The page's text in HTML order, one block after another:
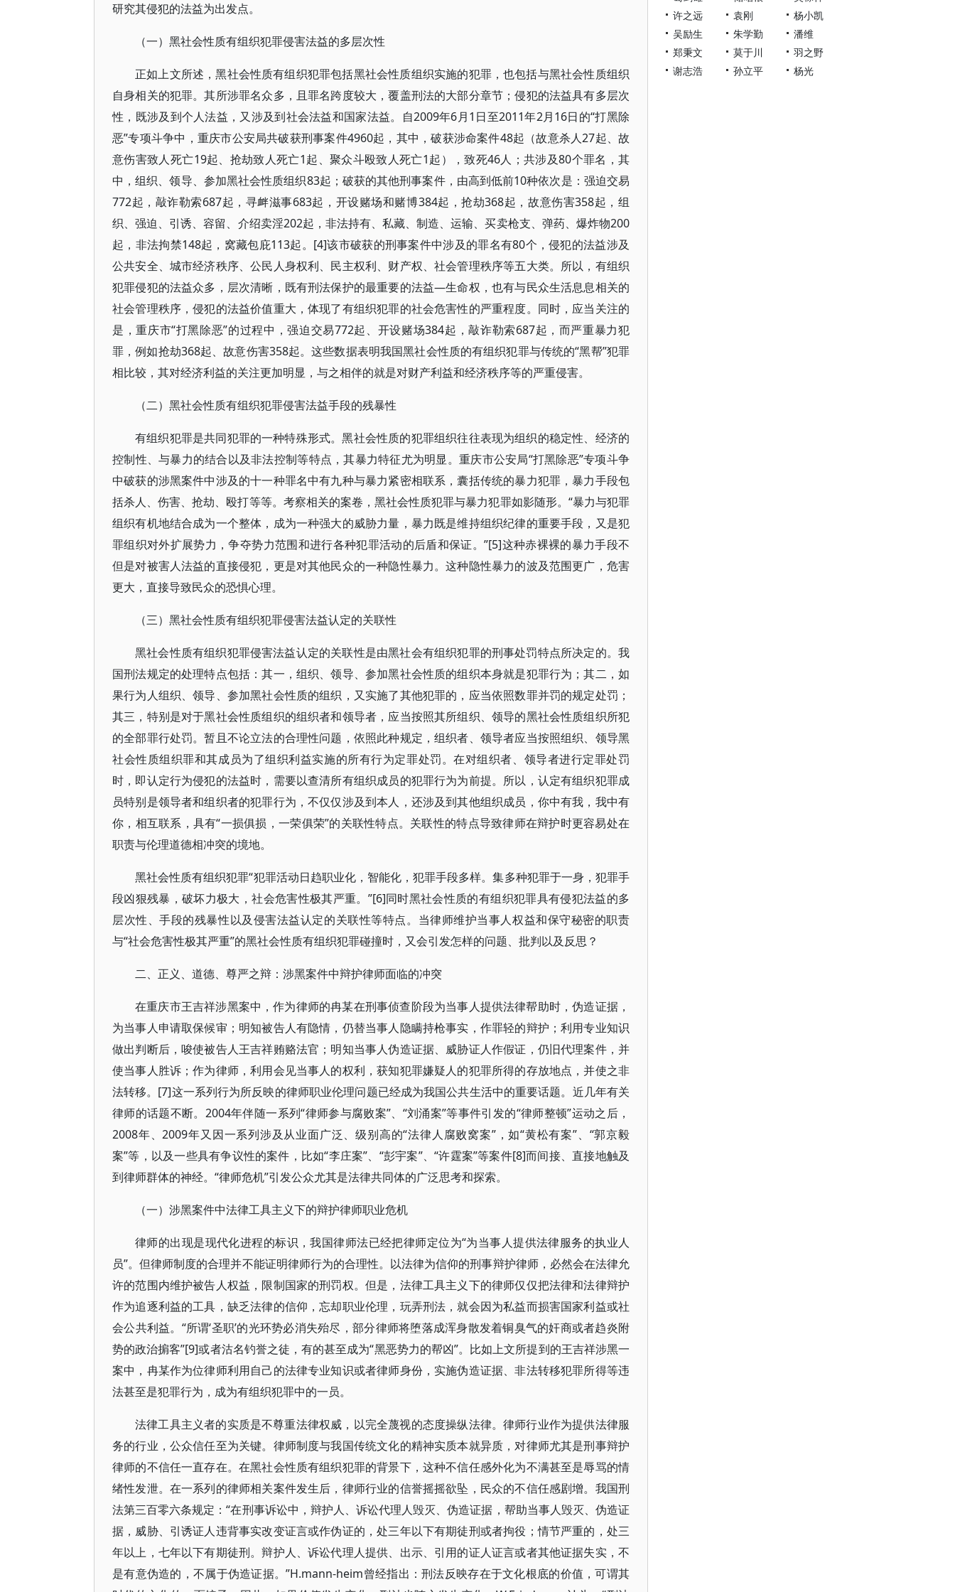
研究其侵犯的法益为出发点。
（一）黑社会性质有组织犯罪侵害法益的多层次性
正如上文所述，黑社会性质有组织犯罪包括黑社会性质组织实施的犯罪，也包括与黑社会性质组织
自身相关的犯罪。其所涉罪名众多，且罪名跨度较大，覆盖刑法的大部分章节；侵犯的法益具有多层次
性，既涉及到个人法益，又涉及到社会法益和国家法益。自2009年6月1日至2011年2月16日的“打黑除
恶”专项斗争中，重庆市公安局共破获刑事案件4960起，其中，破获涉命案件48起（故意杀人27起、故
意伤害致人死亡19起、抢劫致人死亡1起、聚众斗殴致人死亡1起），致死46人；共涉及80个罪名，其
中，组织、领导、参加黑社会性质组织83起；破获的其他刑事案件，由高到低前10种依次是：强迫交易
772起，敲诈勒索687起，寻衅滋事683起，开设赌场和赌博384起，抢劫368起，故意伤害358起，组
织、强迫、引诱、容留、介绍卖淫202起，非法持有、私藏、制造、运输、买卖枪支、弹药、爆炸物200
起，非法拘禁148起，窝藏包庇113起。[4]该市破获的刑事案件中涉及的罪名有80个，侵犯的法益涉及
公共安全、城市经济秩序、公民人身权利、民主权利、财产权、社会管理秩序等五大类。所以，有组织
犯罪侵犯的法益众多，层次清晰，既有刑法保护的最重要的法益—生命权，也有与民众生活息息相关的
社会管理秩序，侵犯的法益价值重大，体现了有组织犯罪的社会危害性的严重程度。同时，应当关注的
是，重庆市“打黑除恶”的过程中，强迫交易772起、开设赌场384起，敲诈勒索687起，而严重暴力犯
罪，例如抢劫368起、故意伤害358起。这些数据表明我国黑社会性质的有组织犯罪与传统的“黑帮”犯罪
相比较，其对经济利益的关注更加明显，与之相伴的就是对财产利益和经济秩序等的严重侵害。
（二）黑社会性质有组织犯罪侵害法益手段的残暴性
有组织犯罪是共同犯罪的一种特殊形式。黑社会性质的犯罪组织往往表现为组织的稳定性、经济的
控制性、与暴力的结合以及非法控制等特点，其暴力特征尤为明显。重庆市公安局“打黑除恶”专项斗争
中破获的涉黑案件中涉及的十一种罪名中有九种与暴力紧密相联系，囊括传统的暴力犯罪，暴力手段包
括杀人、伤害、抢劫、殴打等等。考察相关的案卷，黑社会性质犯罪与暴力犯罪如影随形。“暴力与犯罪
组织有机地结合成为一个整体，成为一种强大的威胁力量，暴力既是维持组织纪律的重要手段，又是犯
罪组织对外扩展势力，争夺势力范围和进行各种犯罪活动的后盾和保证。”[5]这种赤裸裸的暴力手段不
但是对被害人法益的直接侵犯，更是对其他民众的一种隐性暴力。这种隐性暴力的波及范围更广，危害
更大，直接导致民众的恐惧心理。
（三）黑社会性质有组织犯罪侵害法益认定的关联性
黑社会性质有组织犯罪侵害法益认定的关联性是由黑社会有组织犯罪的刑事处罚特点所决定的。我
国刑法规定的处理特点包括：其一，组织、领导、参加黑社会性质的组织本身就是犯罪行为；其二，如
果行为人组织、领导、参加黑社会性质的组织，又实施了其他犯罪的，应当依照数罪并罚的规定处罚；
其三，特别是对于黑社会性质组织的组织者和领导者，应当按照其所组织、领导的黑社会性质组织所犯
的全部罪行处罚。暂且不论立法的合理性问题，依照此种规定，组织者、领导者应当按照组织、领导黑
社会性质组织罪和其成员为了组织利益实施的所有行为定罪处罚。在对组织者、领导者进行定罪处罚
时，即认定行为侵犯的法益时，需要以查清所有组织成员的犯罪行为为前提。所以，认定有组织犯罪成
员特别是领导者和组织者的犯罪行为，不仅仅涉及到本人，还涉及到其他组织成员，你中有我，我中有
你，相互联系，具有“一损俱损，一荣俱荣”的关联性特点。关联性的特点导致律师在辩护时更容易处在
职责与伦理道德相冲突的境地。
黑社会性质有组织犯罪“犯罪活动日趋职业化，智能化，犯罪手段多样。集多种犯罪于一身，犯罪手
段凶狠残暴，破坏力极大，社会危害性极其严重。”[6]同时黑社会性质的有组织犯罪具有侵犯法益的多
层次性、手段的残暴性以及侵害法益认定的关联性等特点。当律师维护当事人权益和保守秘密的职责
与“社会危害性极其严重”的黑社会性质有组织犯罪碰撞时，又会引发怎样的问题、批判以及反思？
二、正义、道德、尊严之辩：涉黑案件中辩护律师面临的冲突
在重庆市王吉祥涉黑案中，作为律师的冉某在刑事侦查阶段为当事人提供法律帮助时，伪造证据，
为当事人申请取保候审；明知被告人有隐情，仍替当事人隐瞒持枪事实，作罪轻的辩护；利用专业知识
做出判断后，唆使被告人王吉祥贿赂法官；明知当事人伪造证据、威胁证人作假证，仍旧代理案件，并
使当事人胜诉；作为律师，利用会见当事人的权利，获知犯罪嫌疑人的犯罪所得的存放地点，并使之非
法转移。[7]这一系列行为所反映的律师职业伦理问题已经成为我国公共生活中的重要话题。近几年有关
律师的话题不断。2004年伴随一系列“律师参与腐败案”、“刘涌案”等事件引发的“律师整顿”运动之后，
2008年、2009年又因一系列涉及从业面广泛、级别高的“法律人腐败窝案”，如“黄松有案”、“郭京毅
案”等，以及一些具有争议性的案件，比如“李庄案”、“彭宇案”、“许霆案”等案件[8]而间接、直接地触及
到律师群体的神经。“律师危机”引发公众尤其是法律共同体的广泛思考和探索。
（一）涉黑案件中法律工具主义下的辩护律师职业危机
律师的出现是现代化进程的标识，我国律师法已经把律师定位为“为当事人提供法律服务的执业人
员”。但律师制度的合理并不能证明律师行为的合理性。以法律为信仰的刑事辩护律师，必然会在法律允
许的范围内维护被告人权益，限制国家的刑罚权。但是，法律工具主义下的律师仅仅把法律和法律辩护
作为追逐利益的工具，缺乏法律的信仰，忘却职业伦理，玩弄刑法，就会因为私益而损害国家利益或社
会公共利益。“所谓‘圣职’的光环势必消失殆尽，部分律师将堕落成浑身散发着铜臭气的奸商或者趋炎附
势的政治掮客”[9]或者沽名钓誉之徒，有的甚至成为“黑恶势力的帮凶”。比如上文所提到的王吉祥涉黑一
案中，冉某作为位律师利用自己的法律专业知识或者律师身份，实施伪造证据、非法转移犯罪所得等违
法甚至是犯罪行为，成为有组织犯罪中的一员。
法律工具主义者的实质是不尊重法律权威，以完全蔑视的态度操纵法律。律师行业作为提供法律服
务的行业，公众信任至为关键。律师制度与我国传统文化的精神实质本就异质，对律师尤其是刑事辩护
律师的不信任一直存在。在黑社会性质有组织犯罪的背景下，这种不信任感外化为不满甚至是辱骂的情
绪性发泄。在一系列的律师相关案件发生后，律师行业的信誉摇摇欲坠，民众的不信任感剧增。我国刑
法第三百零六条规定：“在刑事诉讼中，辩护人、诉讼代理人毁灭、伪造证据，帮助当事人毁灭、伪造证
据，威胁、引诱证人违背事实改变证言或作伪证的，处三年以下有期徒刑或者拘役；情节严重的，处三
年以上，七年以下有期徒刑。辩护人、诉讼代理人提供、出示、引用的证人证言或者其他证据失实，不
是有意伪造的，不属于伪造证据。”H.mann-heim曾经指出：刑法反映存在于文化根底的价值，可谓其
许之远
袁刚
杨小凯
吴励生
朱学勤
潘维
郑秉文
莫于川
羽之野
谢志浩
孙立平 杨光